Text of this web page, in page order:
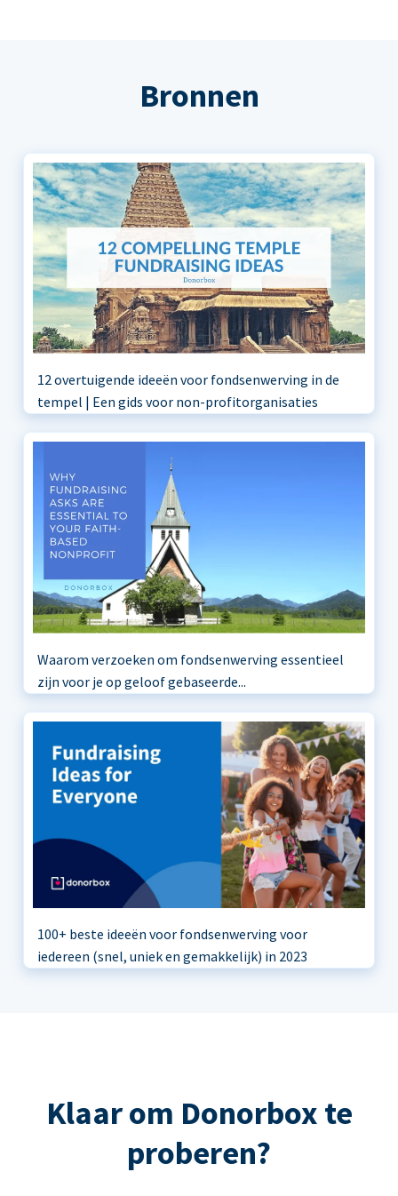
Bronnen
12 overtuigende ideeën voor fondsenwerving in de
tempel | Een gids voor non-profitorganisaties
Waarom verzoeken om fondsenwerving essentieel
zijn voor je op geloof gebaseerde...
100+ beste ideeën voor fondsenwerving voor
iedereen (snel, uniek en gemakkelijk) in 2023
Klaar om Donorbox te
proberen?